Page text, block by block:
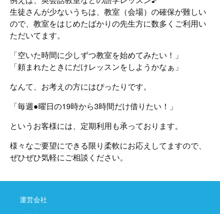
生徒さんが少ないうちは、教室（会場）の確保が難しい
ので、教室をはじめたばかりの先生方に数多くご利用い
ただいてます。
「空いた時間に少しずつ教室を始めてみたい！」
「頼まれたときにだけレッスンをしようかなぁ」
なんて、お考えの方にはぴったりです。
「毎週●曜日の19時から3時間だけ借りたい！」
というお客様には、定期利用も承っております。
様々なご要望にできる限り柔軟にお応えしてますので、
ぜひぜひ気軽にご相談ください。
運営会社